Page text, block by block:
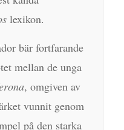
lexikon.
bär fortfarande
mellan de unga
, omgiven av
vunnit genom
på den starka